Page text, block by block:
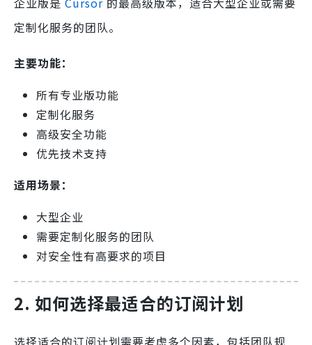
定制化服务的团队。
主要功能：
所有专业版功能
定制化服务
高级安全功能
优先技术支持
适用场景：
大型企业
需要定制化服务的团队
对安全性有高要求的项目
2. 如何选择最适合的订阅计划